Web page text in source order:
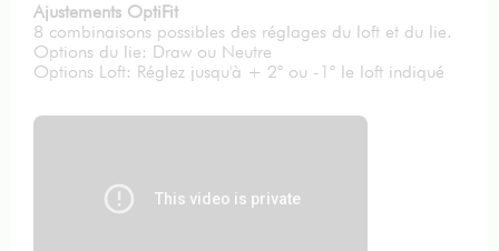
Ajustements OptiFit
8 combinaisons possibles des réglages du loft et du lie.
Options du lie: Draw ou Neutre
Options Loft: Réglez jusqu'à + 2° ou -1° le loft indiqué